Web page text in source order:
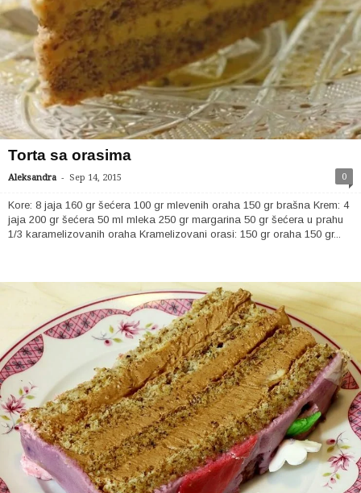
Torta sa orasima
Aleksandra - Sep 14, 2015 0
Kore: 8 jaja 160 gr šećera 100 gr mlevenih oraha 150 gr brašna Krem: 4
jaja 200 gr šećera 50 ml mleka 250 gr margarina 50 gr šećera u prahu
1/3 karamelizovanih oraha Kramelizovani orasi: 150 gr oraha 150 gr...